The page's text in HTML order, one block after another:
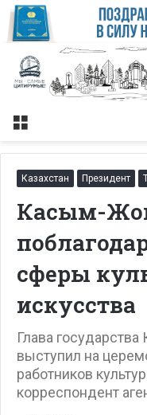
Меню
Казахстан Президент
Касым-
сферы
искусства
Глава
выступил на
работников
корреспондент